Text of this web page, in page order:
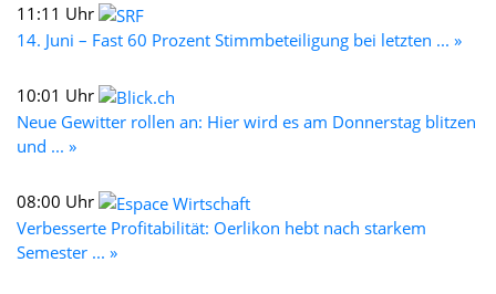
11:11 Uhr
14. Juni – Fast 60 Prozent Stimmbeteiligung bei letzten ... »
10:01 Uhr
Neue Gewitter rollen an: Hier wird es am Donnerstag blitzen
und ... »
08:00 Uhr
Verbesserte Profitabilität: Oerlikon hebt nach starkem
Semester ... »